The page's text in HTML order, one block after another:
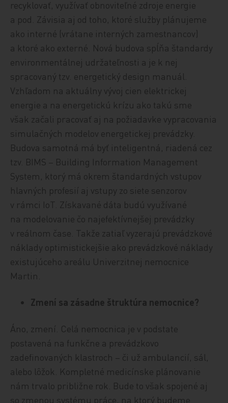
recyklovať, využívať obnoviteľné zdroje energie
a pod. Závisia aj od toho, ktoré služby plánujeme
ako interné (vrátane interných zamestnancov)
a ktoré ako externé. Nová budova spĺňa štandardy
environmentálnej udržateľnosti a je k nej
spracovaný tzv. energetický design manuál.
Vzhľadom na aktuálny vývoj cien elektrickej
energie a na energetickú krízu ako takú sme
však začali pracovať aj na požiadavke vypracovania
simulačných modelov energetickej prevádzky.
Budova samotná má byť inteligentná, riadená cez
tzv. BIMS – Building Information Management
System, ktorý má okrem štandardných vstupov
hlavných profesií aj vstupy zo siete senzorov
v rámci IoT. Získavané dáta budú využívané
na modelovanie čo najefektívnejšej prevádzky
v reálnom čase. Takže zatiaľ vyzerajú prevádzkové
náklady optimistickejšie ako prevádzkové náklady
existujúceho areálu Univerzitnej nemocnice
Martin.
Zmení sa zásadne štruktúra nemocnice?
Áno, zmení. Celá nemocnica je v podstate
postavená na funkčne a prevádzkovo
zadefinovaných klastroch – či už ambulancií, sál,
alebo lôžok. Kompletné medicínske plánovanie
nám trvalo približne rok. Bude to však spojené aj
so zmenou systému práce, na ktorý budeme